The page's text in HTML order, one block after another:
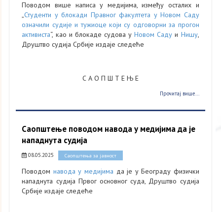
Поводом више написа у медијима, између осталих и
„Студенти у блокади Правног факултета у Новом Саду
означили судије и тужиоце који су одговорни за прогон
активиста“, као и блокаде судова уНовом Саду и Нишу,
Друштво судија Србије издаје следеће
С А О П Ш Т Е Њ Е
Прочитај више...
Саопштење поводом навода у медијима да је
нападнута судија
08.05.2025 Саопштења за јавност
​Поводом навода у медијима да је у Београду физички
нападнута судија Првог основног суда, Друштво судија
Србије издаје следеће